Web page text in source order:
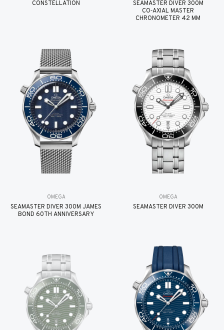
CONSTELLATION
SEAMASTER DIVER 300M
CO‑AXIAL MASTER
CHRONOMETER 42 MM
OMEGA
SEAMASTER DIVER 300M JAMES
BOND 60TH ANNIVERSARY
OMEGA
SEAMASTER DIVER 300M